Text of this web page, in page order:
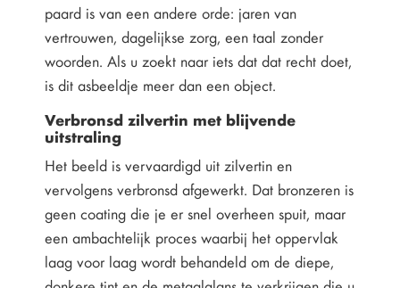
paard is van een andere orde: jaren van
vertrouwen, dagelijkse zorg, een taal zonder
woorden. Als u zoekt naar iets dat dat recht doet,
is dit asbeeldje meer dan een object.
Verbronsd zilvertin met blijvende
uitstraling
Het beeld is vervaardigd uit zilvertin en
vervolgens verbronsd afgewerkt. Dat bronzeren is
geen coating die je er snel overheen spuit, maar
een ambachtelijk proces waarbij het oppervlak
laag voor laag wordt behandeld om de diepe,